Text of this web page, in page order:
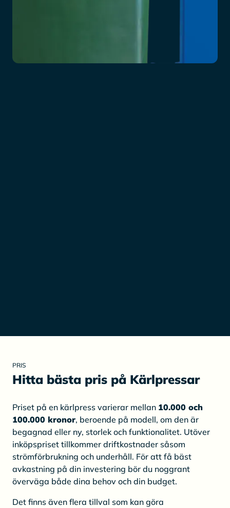
PRIS
Hitta bästa pris på Kärlpressar
Priset på en kärlpress varierar mellan 10.000 och
100.000 kronor, beroende på modell, om den är
begagnad eller ny, storlek och funktionalitet. Utöver
inköpspriset tillkommer driftkostnader såsom
strömförbrukning och underhåll. För att få bäst
avkastning på din investering bör du noggrant
överväga både dina behov och din budget.
Det finns även flera tillval som kan göra